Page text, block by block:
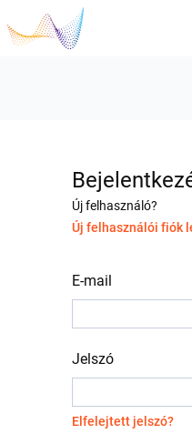
Új felhasználó?
Új felhasználói fiók
E-mail
Jelszó
Elfelejtett jelszó?